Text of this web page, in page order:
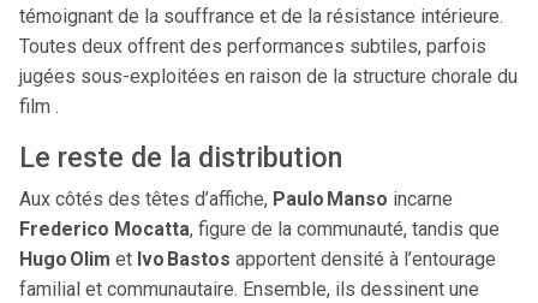
témoignant de la souffrance et de la résistance intérieure.
Toutes deux offrent des performances subtiles, parfois
jugées sous-exploitées en raison de la structure chorale du
film .
Le reste de la distribution
Aux côtés des têtes d’affiche, Paulo Manso incarne
Frederico Mocatta, figure de la communauté, tandis que
Hugo Olim et Ivo Bastos apportent densité à l’entourage
familial et communautaire. Ensemble, ils dessinent une